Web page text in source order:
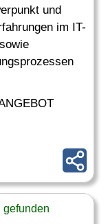
und
im IT-
gefunden